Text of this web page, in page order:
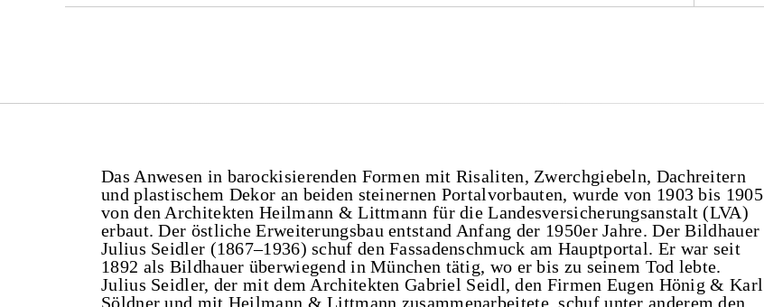
Das Anwesen in barockisierenden Formen mit Risaliten, Zwerchgiebeln, Dachreitern
und plastischem Dekor an beiden steinernen Portalvorbauten, wurde von 1903 bis 1905
von den Architekten Heilmann & Littmann für die Landesversicherungsanstalt (LVA)
erbaut. Der östliche Erweiterungsbau entstand Anfang der 1950er Jahre. Der Bildhauer
Julius Seidler (1867–1936) schuf den Fassadenschmuck am Hauptportal. Er war seit
1892 als Bildhauer überwiegend in München tätig, wo er bis zu seinem Tod lebte.
Julius Seidler, der mit dem Architekten Gabriel Seidl, den Firmen Eugen Hönig & Karl
Söldner und mit Heilmann & Littmann zusammenarbeitete, schuf unter anderem den